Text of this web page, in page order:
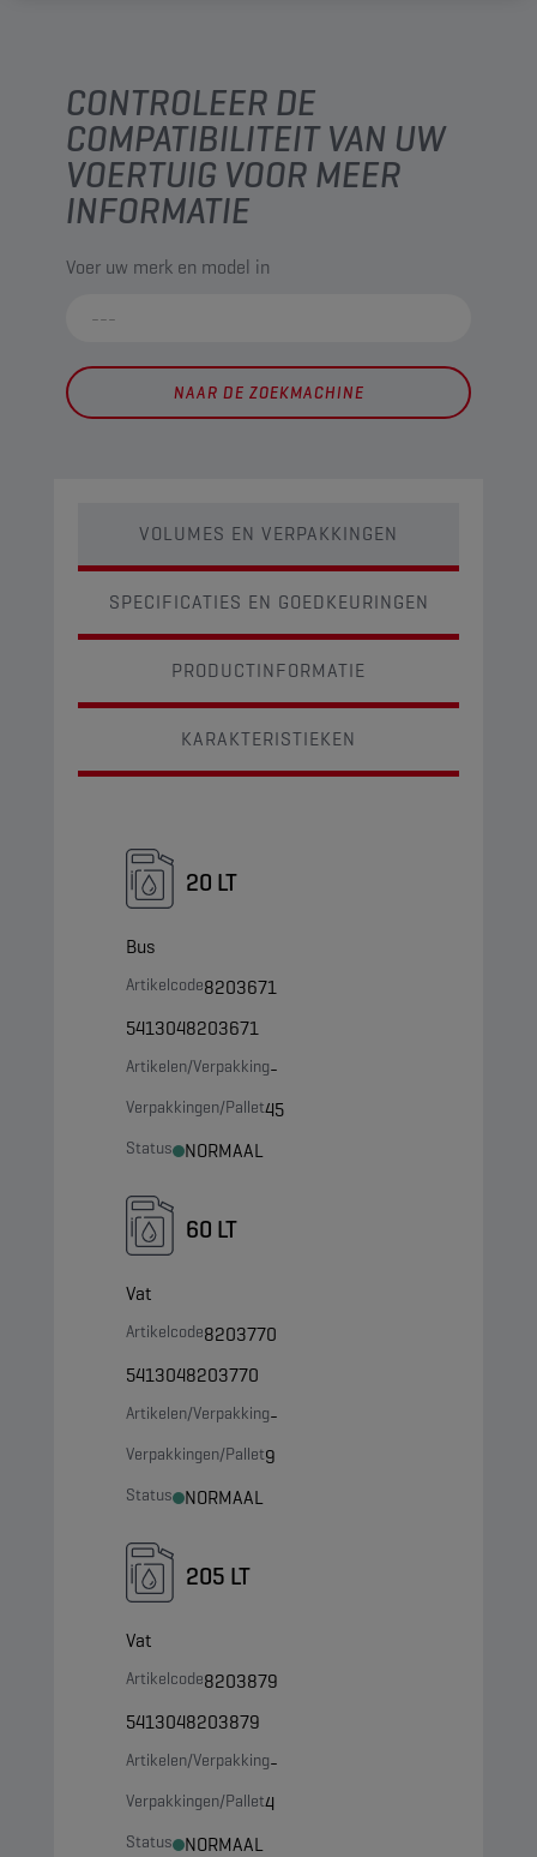
CONTROLEER DE
COMPATIBILITEIT VAN UW
VOERTUIG VOOR MEER
INFORMATIE
Voer uw merk en model in
NAAR DE ZOEKMACHINE
VOLUMES EN VERPAKKINGEN
SPECIFICATIES EN GOEDKEURINGEN
PRODUCTINFORMATIE
KARAKTERISTIEKEN
20 LT
Bus
Artikelcode8203671
5413048203671
Artikelen/Verpakking-
Verpakkingen/Pallet45
Status NORMAAL
60 LT
Vat
Artikelcode8203770
5413048203770
Artikelen/Verpakking-
Verpakkingen/Pallet9
Status NORMAAL
205 LT
Vat
Artikelcode8203879
5413048203879
Artikelen/Verpakking-
Verpakkingen/Pallet4
Status NORMAAL